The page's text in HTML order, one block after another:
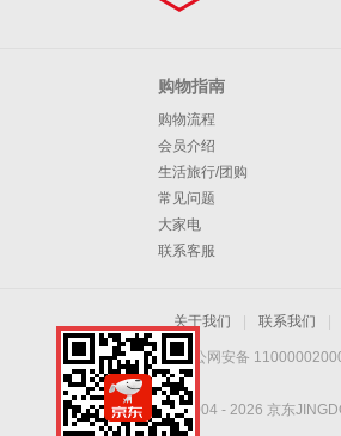
购物指南
购物流程
会员介绍
生活旅行/团购
常见问题
大家电
联系客服
关于我们 联系我们
京公网安备
Copyright © 2004 - 2026 京东